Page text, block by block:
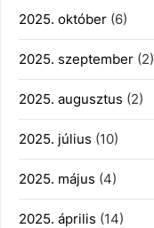
2025. október (6)
2025. szeptember (2)
2025. augusztus (2)
2025. július (10)
2025. május (4)
2025. április (14)